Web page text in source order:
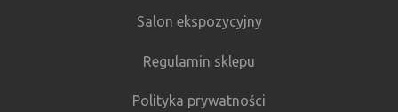
Salon ekspozycyjny
Regulamin sklepu
Polityka prywatności